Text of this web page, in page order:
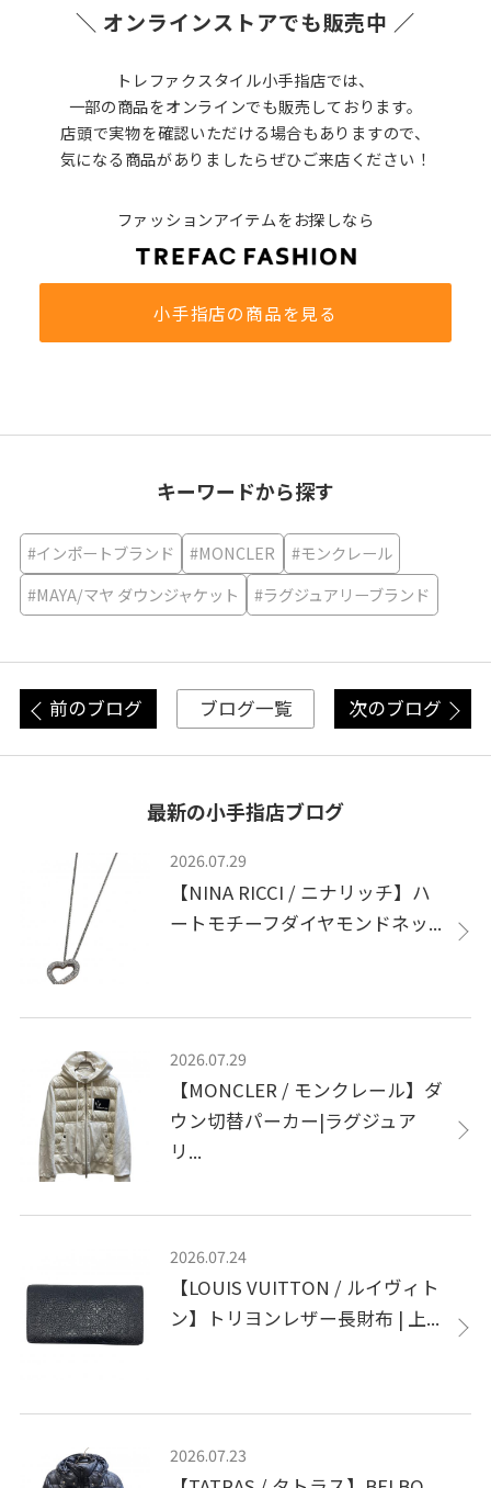
＼ オンラインストアでも販売中 ／
トレファクスタイル小手指店では、
一部の商品をオンラインでも販売しております。
店頭で実物を確認いただける場合もありますので、
気になる商品がありましたらぜひご来店ください！
ファッションアイテムをお探しなら
小手指店の商品を見る
キーワードから探す
#インポートブランド #MONCLER
#モンクレール
#MAYA/マヤ ダウンジャケット
#ラグジュアリーブランド
前のブログ ブログ一覧 次のブログ
最新の小手指店ブログ
2026.07.29
【NINA RICCI / ニナリッチ】ハ
ートモチーフダイヤモンドネッ...
2026.07.29
【MONCLER / モンクレール】ダ
ウン切替パーカー|ラグジュア
リ...
2026.07.24
【LOUIS VUITTON / ルイヴィト
ン】トリヨンレザー長財布 | 上...
2026.07.23